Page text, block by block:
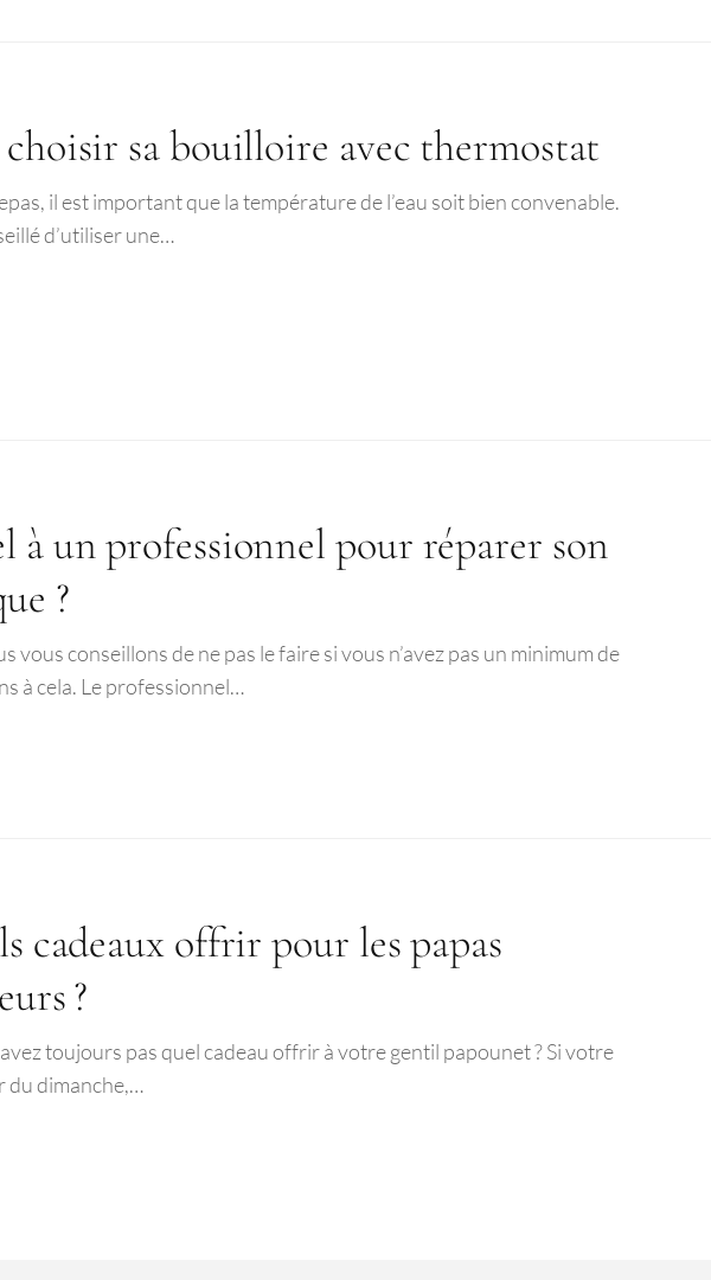
sa bouilloire avec thermostat
il est important que la température de l’eau soit bien convenable.
d’utiliser une…
à un professionnel pour réparer son
?
vous conseillons de ne pas le faire si vous n’avez pas un minimum de
à cela. Le professionnel…
cadeaux offrir pour les papas
?
toujours pas quel cadeau offrir à votre gentil papounet ? Si votre
du dimanche,…